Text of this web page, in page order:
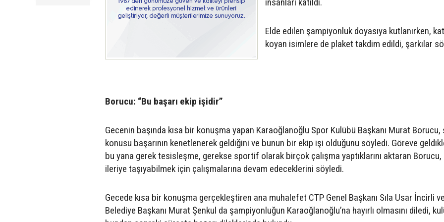
Elde edilen şampiyonluk doyasıya kutlanırken,
koyan isimlere de plaket takdim edildi, şarkılar
Borucu: “Bu başarı ekip işidir”
Gecenin başında kısa bir konuşma yapan Karaoğlanoğlu Spor Kulübü Başkanı Murat Borucu,
konusu başarının kenetlenerek geldiğini ve bunun bir ekip işi olduğunu söyledi. Göreve
bu yana gerek tesisleşme, gerekse sportif olarak birçok çalışma yaptıklarını aktaran Borucu,
ileriye taşıyabilmek için çalışmalarına devam edeceklerini söyledi.
Gecede kısa bir konuşma gerçekleştiren ana muhalefet CTP Genel Başkanı Sıla Usar İncirli
Belediye Başkanı Murat Şenkul da şampiyonluğun Karaoğlanoğlu’na hayırlı olmasını diledi,